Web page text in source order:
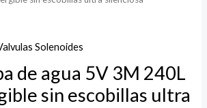
Solenoides
de agua 5V 3M 240L
sin escobillas ultra